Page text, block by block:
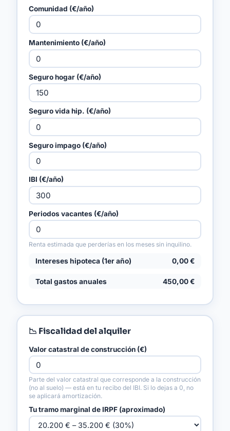
Comunidad (€/año)
Mantenimiento (€/año)
Seguro hogar (€/año)
Seguro vida hip. (€/año)
Seguro impago (€/año)
IBI (€/año)
Periodos vacantes (€/año)
Renta estimada que perderías en los meses sin inquilino.
Intereses hipoteca (1er año) 0,00 €
Total gastos anuales 450,00 €
📉 Fiscalidad del alquiler
Valor catastral de construcción (€)
Parte del valor catastral que corresponde a la construcción
(no al suelo) — está en tu recibo del IBI. Si lo dejas a 0, no
se aplicará amortización.
Tu tramo marginal de IRPF (aproximado)